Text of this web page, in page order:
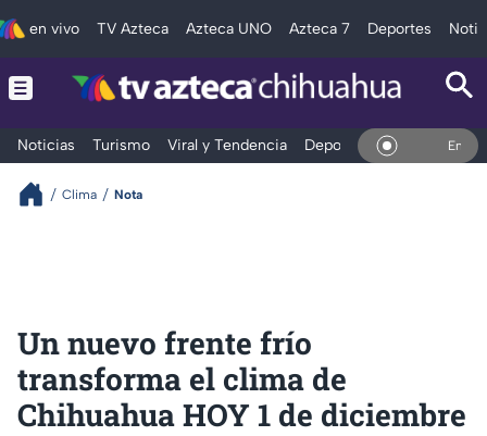
en vivo TV Azteca Azteca UNO Azteca 7 Deportes
Noticias Turismo Viral y Tendencia Deportes Espectáculos
En Vivo
Clima Nota
Un nuevo frente frío
transforma el clima de
Chihuahua HOY 1 de diciembre